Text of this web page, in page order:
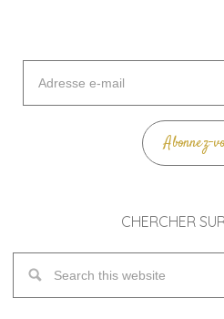
mail
Abonnez-
CHERCHER